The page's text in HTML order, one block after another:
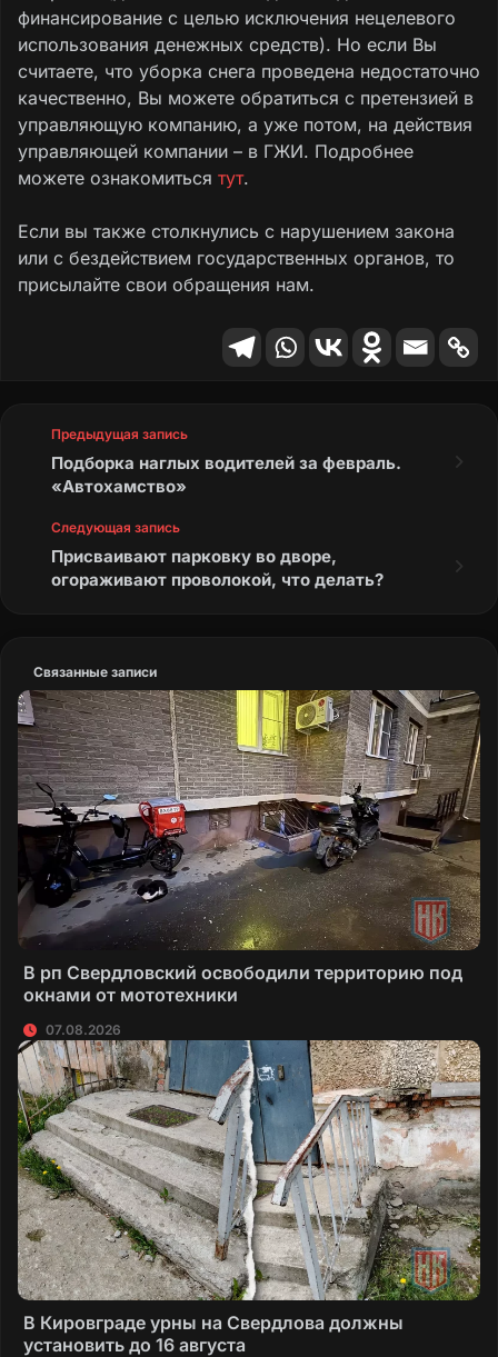
финансирование с целью исключения нецелевого
использования денежных средств). Но если Вы
считаете, что уборка снега проведена недостаточно
качественно, Вы можете обратиться с претензией в
управляющую компанию, а уже потом, на действия
управляющей компании – в ГЖИ. Подробнее
можете ознакомиться тут.
Если вы также столкнулись с нарушением закона
или с бездействием государственных органов, то
присылайте свои обращения нам.
Предыдущая запись
Подборка наглых водителей за февраль.
«Автохамство»
Следующая запись
Присваивают парковку во дворе,
огораживают проволокой, что делать?
Связанные записи
В рп Свердловский освободили территорию под
окнами от мототехники
07.08.2026
В Кировграде урны на Свердлова должны
установить до 16 августа